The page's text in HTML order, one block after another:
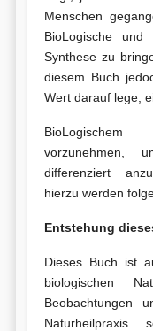
Menschen
BioLogische
Synthese zu
diesem Buch
Wert darauf lege,
vorzunehmen,
differenziert
hierzu werden
Entstehung
Dieses Buch ist
biologischen
Beobachtungen
Naturheilpraxis